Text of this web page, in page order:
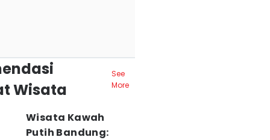
Wisata
See
More
Wisata Kawah
Putih Bandung: